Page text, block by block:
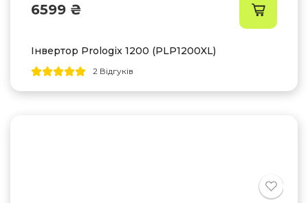
6599 ₴
Інвертор Prologix 1200 (PLP1200XL)
2 Відгуків